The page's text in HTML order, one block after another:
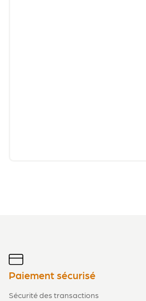
Paiement sécurisé
Sécurité des transactions